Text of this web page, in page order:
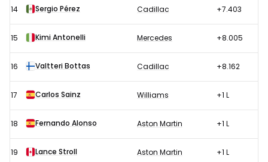
14 Sergio Pérez Cadillac +7.403
15 Kimi Antonelli Mercedes +8.005
16 Valtteri Bottas Cadillac +8.162
17 Carlos Sainz Williams +1 L
18 Fernando Alonso Aston Martin +1 L
19 Lance Stroll Aston Martin +1 L